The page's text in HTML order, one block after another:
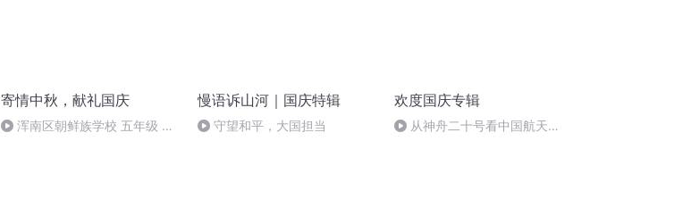
寄情中秋，献礼国庆
浑南区朝鲜族学校 五年级 孙
慢语诉山河｜国庆特辑
守望和平，大国担当
欢度国庆专辑
从神舟二十号看中国航天